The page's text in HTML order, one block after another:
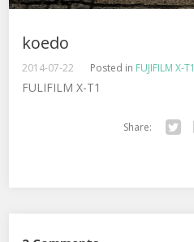
koedo
2014-07-22 Posted in FUJIFILM X-T1
FULIFILM X-T1
Share: